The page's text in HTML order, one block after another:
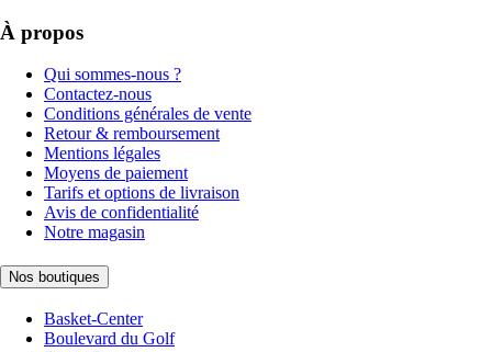
À propos
Qui sommes-nous ?
Contactez-nous
Conditions générales de vente
Retour & remboursement
Mentions légales
Moyens de paiement
Tarifs et options de livraison
Avis de confidentialité
Notre magasin
Nos boutiques
Basket-Center
Boulevard du Golf